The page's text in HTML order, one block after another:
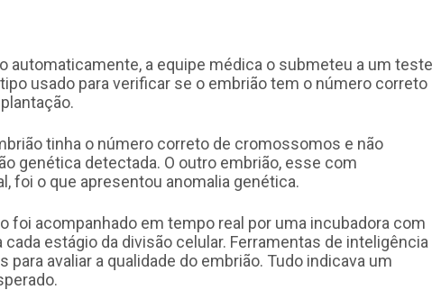
automaticamente, a equipe médica o submeteu a um teste
usado para verificar se o embrião tem o número correto
tinha o número correto de cromossomos e não
genética detectada. O outro embrião, esse com
foi o que apresentou anomalia genética.
foi acompanhado em tempo real por uma incubadora com
estágio da divisão celular. Ferramentas de inteligência
avaliar a qualidade do embrião. Tudo indicava um